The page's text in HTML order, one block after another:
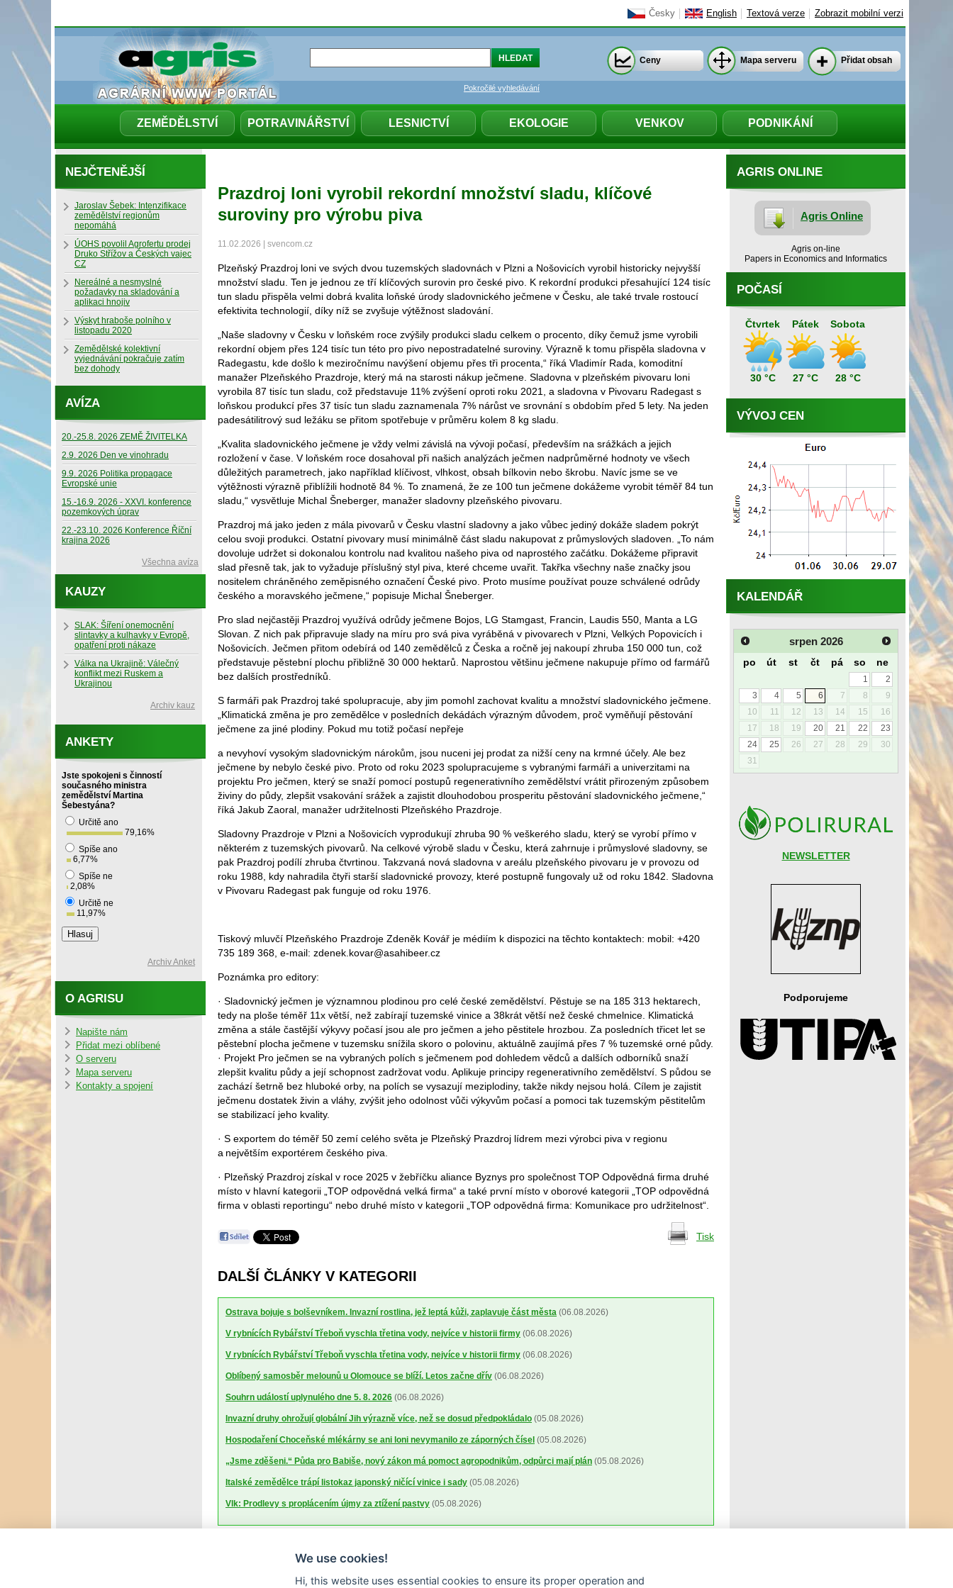
Česky English Textová verze Zobrazit mobilní verzi
ZEMĚDĚLSTVÍ POTRAVINÁŘSTVÍ LESNICTVÍ EKOLOGIE VENKOV PODNIKÁNÍ
Pokročilé vyhledávání
Ceny Mapa serveru Přidat obsah
Prazdroj loni vyrobil rekordní množství sladu, klíčové
suroviny pro výrobu piva
11.02.2026 | svencom.cz
Plzeňský Prazdroj loni ve svých dvou tuzemských sladovnách v Plzni a Nošovicích vyrobil historicky nejvyšší
množství sladu. Ten je jednou ze tří klíčových surovin pro české pivo. K rekordní produkci přesahující 124 tisíc
tun sladu přispěla velmi dobrá kvalita loňské úrody sladovnického ječmene v Česku, ale také trvale rostoucí
efektivita technologií, díky níž se zvyšuje výtěžnost sladování.
„Naše sladovny v Česku v loňském roce zvýšily produkci sladu celkem o procento, díky čemuž jsme vyrobili
rekordní objem přes 124 tisíc tun této pro pivo nepostradatelné suroviny. Výrazně k tomu přispěla sladovna v
Radegastu, kde došlo k meziročnímu navýšení objemu přes tři procenta,“ říká Vladimír Rada, komoditní
manažer Plzeňského Prazdroje, který má na starosti nákup ječmene. Sladovna v plzeňském pivovaru loni
vyrobila 87 tisíc tun sladu, což představuje 11% zvýšení oproti roku 2021, a sladovna v Pivovaru Radegast s
loňskou produkcí přes 37 tisíc tun sladu zaznamenala 7% nárůst ve srovnání s obdobím před 5 lety. Na jeden
padesátilitrový sud ležáku se přitom spotřebuje v průměru kolem 8 kg sladu.
„Kvalita sladovnického ječmene je vždy velmi závislá na vývoji počasí, především na srážkách a jejich
rozložení v čase. V loňském roce dosahoval při našich analýzách ječmen nadprůměrné hodnoty ve všech
důležitých parametrech, jako například klíčivost, vlhkost, obsah bílkovin nebo škrobu. Navíc jsme se ve
výtěžnosti výrazně přiblížili hodnotě 84 %. To znamená, že ze 100 tun ječmene dokážeme vyrobit téměř 84 tun
sladu,“ vysvětluje Michal Šneberger, manažer sladovny plzeňského pivovaru.
Prazdroj má jako jeden z mála pivovarů v Česku vlastní sladovny a jako vůbec jediný dokáže sladem pokrýt
celou svoji produkci. Ostatní pivovary musí minimálně část sladu nakupovat z průmyslových sladoven. „To nám
dovoluje udržet si dokonalou kontrolu nad kvalitou našeho piva od naprostého začátku. Dokážeme připravit
slad přesně tak, jak to vyžaduje příslušný styl piva, které chceme uvařit. Takřka všechny naše značky jsou
nositelem chráněného zeměpisného označení České pivo. Proto musíme používat pouze schválené odrůdy
českého a moravského ječmene,“ popisuje Michal Šneberger.
Pro slad nejčastěji Prazdroj využívá odrůdy ječmene Bojos, LG Stamgast, Francin, Laudis 550, Manta a LG
Slovan. Z nich pak připravuje slady na míru pro svá piva vyráběná v pivovarech v Plzni, Velkých Popovicích i
Nošovicích. Ječmen přitom odebírá od 140 zemědělců z Česka a ročně jej nakoupí zhruba 150 000 tun, což
představuje pěstební plochu přibližně 30 000 hektarů. Naprostou většinu ječmene nakupuje přímo od farmářů
bez dalších prostředníků.
S farmáři pak Prazdroj také spolupracuje, aby jim pomohl zachovat kvalitu a množství sladovnického ječmene.
„Klimatická změna je pro zemědělce v posledních dekádách výrazným důvodem, proč vyměňují pěstování
ječmene za jiné plodiny. Pokud mu totiž počasí nepřeje
a nevyhoví vysokým sladovnickým nárokům, jsou nuceni jej prodat za nižší ceny na krmné účely. Ale bez
ječmene by nebylo české pivo. Proto od roku 2023 spolupracujeme s vybranými farmáři a univerzitami na
projektu Pro ječmen, který se snaží pomocí postupů regenerativního zemědělství vrátit přirozeným způsobem
živiny do půdy, zlepšit vsakování srážek a zajistit dlouhodobou prosperitu pěstování sladovnického ječmene,“
říká Jakub Zaoral, manažer udržitelnosti Plzeňského Prazdroje.
Sladovny Prazdroje v Plzni a Nošovicích vyprodukují zhruba 90 % veškerého sladu, který se vyrobí přímo v
některém z tuzemských pivovarů. Na celkové výrobě sladu v Česku, která zahrnuje i průmyslové sladovny, se
pak Prazdroj podílí zhruba čtvrtinou. Takzvaná nová sladovna v areálu plzeňského pivovaru je v provozu od
roku 1988, kdy nahradila čtyři starší sladovnické provozy, které postupně fungovaly už od roku 1842. Sladovna
v Pivovaru Radegast pak funguje od roku 1976.
Tiskový mluvčí Plzeňského Prazdroje Zdeněk Kovář je médiím k dispozici na těchto kontaktech: mobil: +420
735 189 368, e-mail: zdenek.kovar@asahibeer.cz
Poznámka pro editory:
· Sladovnický ječmen je významnou plodinou pro celé české zemědělství. Pěstuje se na 185 313 hektarech,
tedy na ploše téměř 11x větší, než zabírají tuzemské vinice a 38krát větší než české chmelnice. Klimatická
změna a stále častější výkyvy počasí jsou ale pro ječmen a jeho pěstitele hrozbou. Za posledních třicet let se
pěstební plocha ječmene v tuzemsku snížila skoro o polovinu, aktuálně zaujímá přes 7 % tuzemské orné půdy.
· Projekt Pro ječmen se na vybraných polích s ječmenem pod dohledem vědců a dalších odborníků snaží
zlepšit kvalitu půdy a její schopnost zadržovat vodu. Aplikuje principy regenerativního zemědělství. S půdou se
zachází šetrně bez hluboké orby, na polích se vysazují meziplodiny, takže nikdy nejsou holá. Cílem je zajistit
ječmenu dostatek živin a vláhy, zvýšit jeho odolnost vůči výkyvům počasí a pomoci tak tuzemským pěstitelům
se stabilizací jeho kvality.
· S exportem do téměř 50 zemí celého světa je Plzeňský Prazdroj lídrem mezi výrobci piva v regionu
a největším exportérem českého piva.
· Plzeňský Prazdroj získal v roce 2025 v žebříčku aliance Byznys pro společnost TOP Odpovědná firma druhé
místo v hlavní kategorii „TOP odpovědná velká firma“ a také první místo v oborové kategorii „TOP odpovědná
firma v oblasti reportingu“ nebo druhé místo v kategorii „TOP odpovědná firma: Komunikace pro udržitelnost“.
Tisk
DALŠÍ ČLÁNKY V KATEGORII
Ostrava bojuje s bolševníkem. Invazní rostlina, jež leptá kůži, zaplavuje část města (06.08.2026)
V rybnících Rybářství Třeboň vyschla třetina vody, nejvíce v historii firmy (06.08.2026)
V rybnících Rybářství Třeboň vyschla třetina vody, nejvíce v historii firmy (06.08.2026)
Oblíbený samosběr melounů u Olomouce se blíží. Letos začne dřív (06.08.2026)
Souhrn událostí uplynulého dne 5. 8. 2026 (06.08.2026)
Invazní druhy ohrožují globální Jih výrazně více, než se dosud předpokládalo (05.08.2026)
Hospodaření Choceňské mlékárny se ani loni nevymanilo ze záporných čísel (05.08.2026)
„Jsme zděšeni.“ Půda pro Babiše, nový zákon má pomoct agropodnikům, odpůrci mají plán (05.08.2026)
Italské zemědělce trápí listokaz japonský ničící vinice i sady (05.08.2026)
Vlk: Prodlevy s proplácením újmy za ztížení pastvy (05.08.2026)
AGRIS ONLINE
Agris Online
Agris on-line
Papers in Economics and Informatics
POČASÍ
Čtvrtek
30 °C
Pátek
27 °C
Sobota
28 °C
VÝVOJ CEN
KALENDÁŘ
srpen 2026
po út st čt pá so ne
1
2
3
4 5 6 7 8
9
10
11 12 13 14 15
16
17
18 19 20 21 22
23
24
25 26 27 28 29
30
31
NEWSLETTER
Podporujeme
NEJČTENĚJŠÍ
Jaroslav Šebek: Intenzifikace
zemědělství regionům
nepomáhá
ÚOHS povolil Agrofertu prodej
Druko Střížov a Českých vajec
CZ
Nereálné a nesmyslné
požadavky na skladování a
aplikaci hnojiv
Výskyt hraboše polního v
listopadu 2020
Zemědělské kolektivní
vyjednávání pokračuje zatím
bez dohody
AVÍZA
20.-25.8. 2026 ZEMĚ ŽIVITELKA
2.9. 2026 Den ve vinohradu
9.9. 2026 Politika propagace
Evropské unie
15.-16.9. 2026 - XXVI. konference
pozemkových úprav
22.-23.10. 2026 Konference Říční
krajina 2026
Všechna avíza
KAUZY
SLAK: Šíření onemocnění
slintavky a kulhavky v Evropě,
opatření proti nákaze
Válka na Ukrajině: Válečný
konflikt mezi Ruskem a
Ukrajinou
Archiv kauz
ANKETY
Jste spokojeni s činností
současného ministra
zemědělství Martina
Šebestyána?
Určitě ano
79,16%
Spíše ano
6,77%
Spíše ne
2,08%
Určitě ne
11,97%
Archiv Anket
O AGRISU
Napište nám
Přidat mezi oblíbené
O serveru
Mapa serveru
Kontakty a spojení
spolupráce
We use cookies!
Hi, this website uses essential cookies to ensure its proper operation and